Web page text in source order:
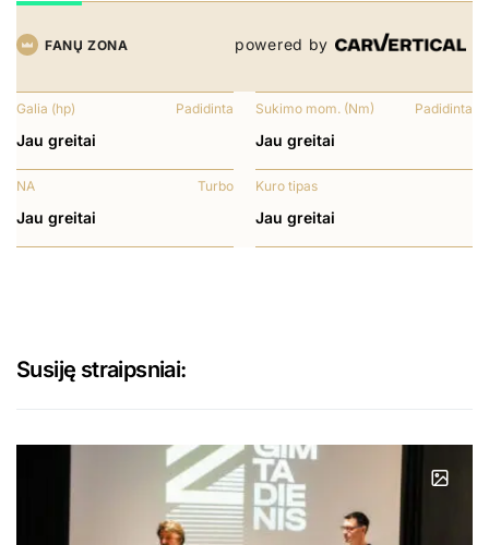
FANŲ ZONA powered by
Galia (hp) Padidinta
Jau greitai
Sukimo mom. (Nm) Padidinta
Jau greitai
NA Turbo
Jau greitai
Kuro tipas
Jau greitai
Susiję straipsniai: